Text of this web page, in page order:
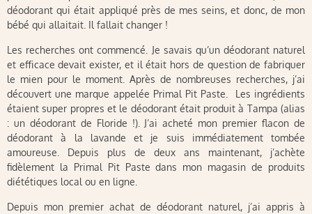
déodorant qui était appliqué près de mes seins, et donc, de mon
bébé qui allaitait. Il fallait changer !
Les recherches ont commencé. Je savais qu’un déodorant naturel
et efficace devait exister, et il était hors de question de fabriquer
le mien pour le moment. Après de nombreuses recherches, j’ai
découvert une marque appelée Primal Pit Paste. Les ingrédients
étaient super propres et le déodorant était produit à Tampa (alias
: un déodorant de Floride !). J’ai acheté mon premier flacon de
déodorant à la lavande et je suis immédiatement tombée
amoureuse. Depuis plus de deux ans maintenant, j’achète
fidèlement la Primal Pit Paste dans mon magasin de produits
diététiques local ou en ligne.
Depuis mon premier achat de déodorant naturel, j’ai appris à